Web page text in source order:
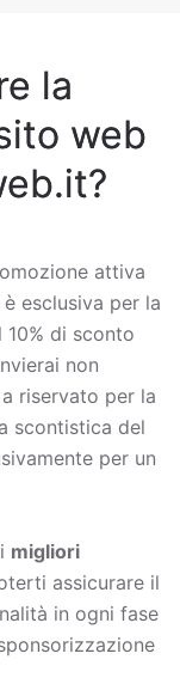
la
web
attiva
è esclusiva per la
di sconto
non
riservato per la
scontistica del
per un
migliori
assicurare il
in ogni fase